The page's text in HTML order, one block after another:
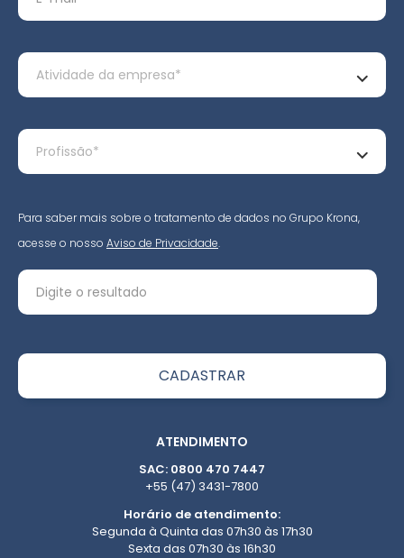
Para saber mais sobre o tratamento de dados no Grupo Krona,
acesse o nosso Aviso de Privacidade.
ATENDIMENTO
SAC: 0800 470 7447
+55 (47) 3431-7800
Horário de atendimento:
Segunda à Quinta das 07h30 às 17h30
Sexta das 07h30 às 16h30